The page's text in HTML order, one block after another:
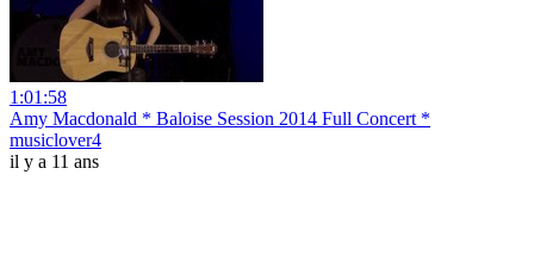
1:01:58
Amy Macdonald * Baloise Session 2014 Full Concert *
musiclover4
il y a 11 ans